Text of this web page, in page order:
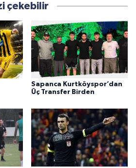
çekebilir
Sapanca Kurtköyspor’dan
Üç Transfer Birden